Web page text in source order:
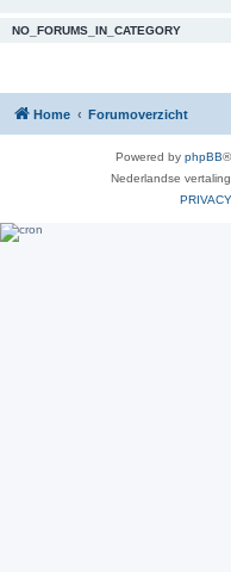
NO_FORUMS_IN_CATEGORY
Home Forumoverzicht
Powered by phpBB
Nederlandse